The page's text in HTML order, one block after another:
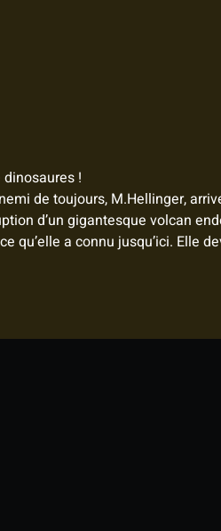
!
de toujours, M.Hellinger,
d’un gigantesque volcan
a connu jusqu’ici. Elle